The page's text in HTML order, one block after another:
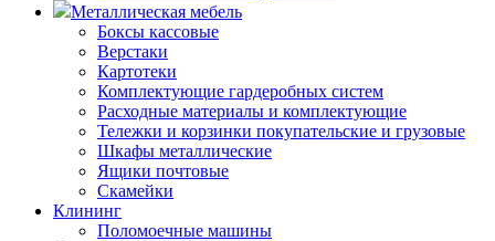
Металлическая мебель
Боксы кассовые
Верстаки
Картотеки
Комплектующие гардеробных систем
Расходные материалы и комплектующие
Тележки и корзинки покупательские и грузовые
Шкафы металлические
Ящики почтовые
Скамейки
Клининг
Поломоечные машины